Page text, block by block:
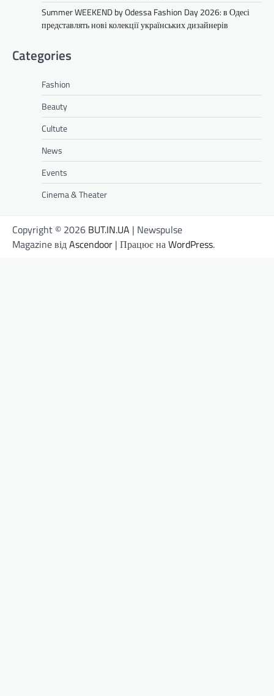
Summer WEEKEND by Odessa Fashion Day 2026: в Одесі
представлять нові колекції українських дизайнерів
Categories
Fashion
Beauty
Cultute
News
Events
Cinema & Theater
Copyright © 2026 BUT.IN.UA | Newspulse
Magazine відAscendoor | Працює наWordPress.